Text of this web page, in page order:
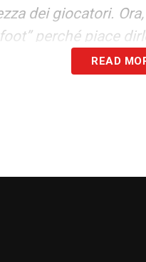
dei giocatori.
perché piace
di diventare un bel
dei giocatori.
i calciatori di
READ